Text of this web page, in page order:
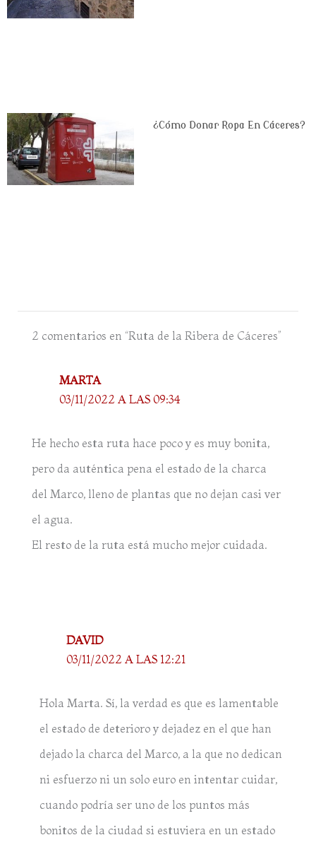
¿Cómo Donar Ropa En Cáceres?
2 comentarios en “Ruta de la Ribera de Cáceres”
MARTA
03/11/2022 A LAS 09:34
He hecho esta ruta hace poco y es muy bonita,
pero da auténtica pena el estado de la charca
del Marco, lleno de plantas que no dejan casi ver
el agua.
El resto de la ruta está mucho mejor cuidada.
DAVID
03/11/2022 A LAS 12:21
Hola Marta. Sí, la verdad es que es lamentable
el estado de deterioro y dejadez en el que han
dejado la charca del Marco, a la que no dedican
ni esfuerzo ni un solo euro en intentar cuidar,
cuando podría ser uno de los puntos más
bonitos de la ciudad si estuviera en un estado